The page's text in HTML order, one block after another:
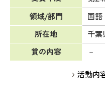
領域/部門
国
所在地
千葉
賞の内容
－
活動内